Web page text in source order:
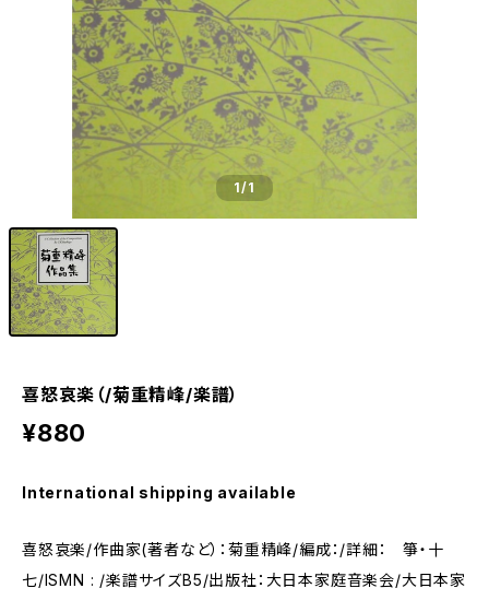
1/1
喜怒哀楽（/菊重精峰/楽譜）
¥880
International shipping available
喜怒哀楽/作曲家(著者など）：菊重精峰/編成：/詳細： 箏・十
七/ISMN : /楽譜サイズB5/出版社：大日本家庭音楽会/大日本家